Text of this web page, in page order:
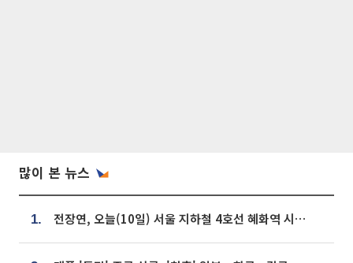
많이 본 뉴스
1. 전장연, 오늘(10일) 서울 지하철 4호선 혜화역 시위…1호선 용산역 무정차